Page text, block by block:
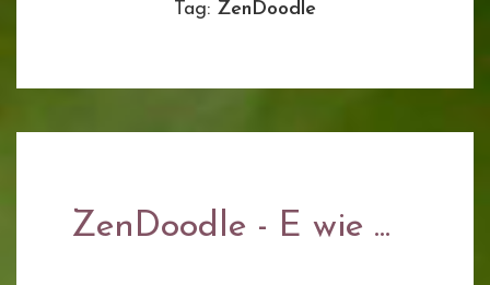
Tag: ZenDoodle
ZenDoodle - E wie ...